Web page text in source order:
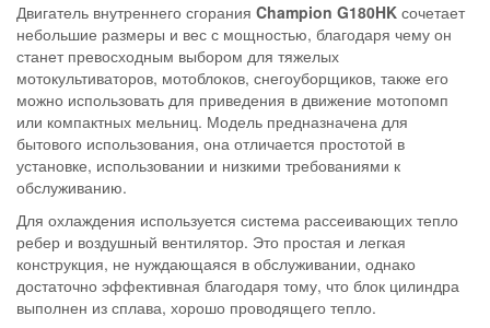
Двигатель внутреннего сгорания Champion G180HK сочетает
небольшие размеры и вес с мощностью, благодаря чему он
станет превосходным выбором для тяжелых
мотокультиваторов, мотоблоков, снегоуборщиков, также его
можно использовать для приведения в движение мотопомп
или компактных мельниц. Модель предназначена для
бытового использования, она отличается простотой в
установке, использовании и низкими требованиями к
обслуживанию.
Для охлаждения используется система рассеивающих тепло
ребер и воздушный вентилятор. Это простая и легкая
конструкция, не нуждающаяся в обслуживании, однако
достаточно эффективная благодаря тому, что блок цилиндра
выполнен из сплава, хорошо проводящего тепло.